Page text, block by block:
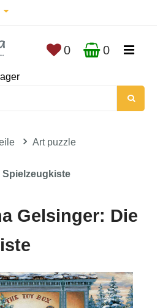
0 0
Art puzzle
Spielzeugkiste
Gelsinger: Die